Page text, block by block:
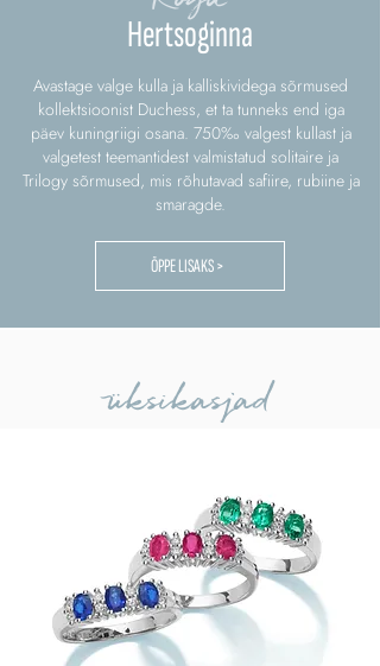
Hertsoginna
Avastage valge kulla ja kalliskividega sõrmused
kollektsioonist Duchess, et ta tunneks end iga
päev kuningriigi osana. 750‰ valgest kullast ja
valgetest teemantidest valmistatud solitaire ja
Trilogy sõrmused, mis rõhutavad safiire, rubiine ja
smaragde.
ÕPPE LISAKS >
üksikasjad